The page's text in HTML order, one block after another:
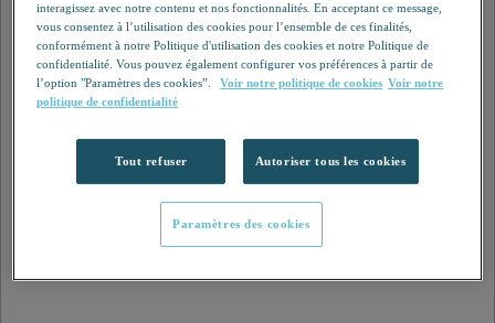
interagissez avec notre contenu et nos fonctionnalités. En acceptant ce message,
vous consentez à l’utilisation des cookies pour l’ensemble de ces finalités,
conformément à notre Politique d'utilisation des cookies et notre Politique de
confidentialité. Vous pouvez également configurer vos préférences à partir de
l’option "Paramètres des cookies”.
Voir notre politique de cookies Voir notre
politique de confidentialité
Tout refuser Autoriser tous les cookies
Paramètres des cookies